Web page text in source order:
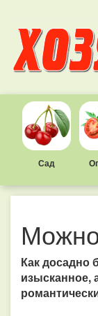
Сад
Как досадно
изысканное,